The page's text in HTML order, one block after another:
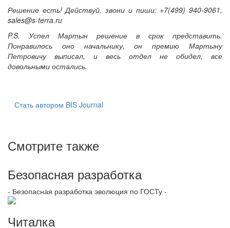
Решение есть! Действуй, звони и пиши: +7(499) 940-9061,
sales@s-terra.ru
P.S. Успел Мартын решение в срок представить.
Понравилось оно начальнику, он премию Мартыну
Петровичу выписал, и весь отдел не обидел, все
довольными остались.
Стать автором BIS Journal
Смотрите также
Безопасная разработка
- Безопасная разработка эволюция по ГОСТу -
Читалка